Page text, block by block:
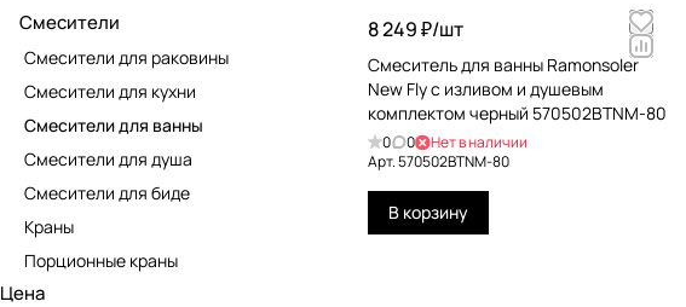
8 249 ₽/шт
Смеситель для ванны Ramonsoler
New Fly с изливом и душевым
комплектом черный 570502BTNM-80
0 0
Нет в наличии
Арт.570502BTNM-80
В корзину
Смесители
Смесители для раковины
Смесители для кухни
Смесители для ванны
Смесители для душа
Смесители для биде
Краны
Порционные краны
Цена